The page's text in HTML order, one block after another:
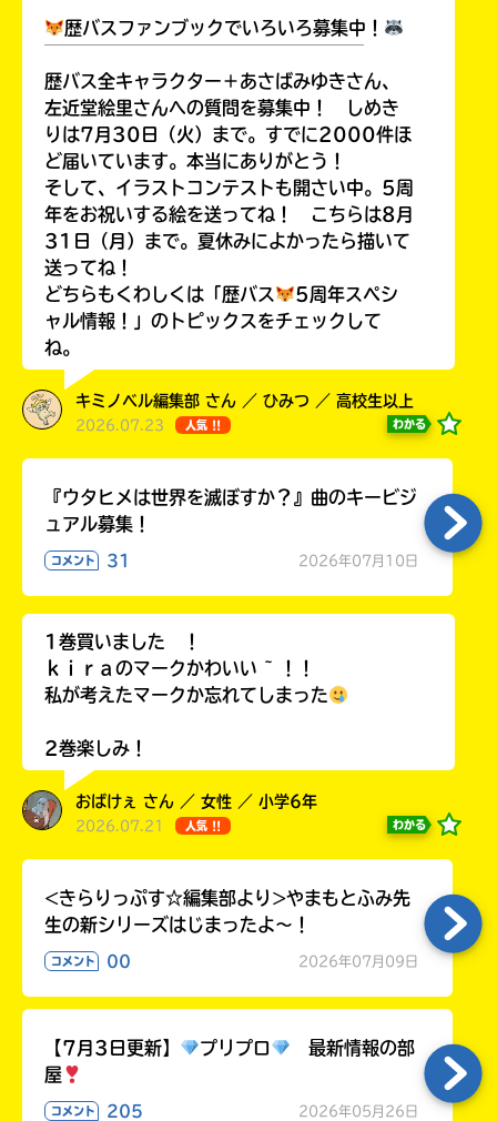
Loading. .
歴バスファンブックでいろいろ募集中！
歴バス全キャラクター＋あさばみゆきさん、
左近堂絵里さんへの質問を募集中！ しめき
りは7月30日（火）まで。すでに2000件ほ
ど届いています。本当にありがとう！
そして、イラストコンテストも開さい中。5周
年をお祝いする絵を送ってね！ こちらは8月
31日（月）まで。夏休みによかったら描いて
送ってね！
どちらもくわしくは「歴バス
5周年スペシ
ャル情報！」のトピックスをチェックして
ね。
キミノベル編集部 さん ／ ひみつ ／ 高校生以上
2026.07.23 人気 !! わかる
『ウタヒメは世界を滅ぼすか？』曲のキービジ
ュアル募集！
コメント 31 2026年07月10日
1巻買いました ！
ｋｉｒａのマークかわいい ~ ！！
私が考えたマークか忘れてしまった
2巻楽しみ！
おばけぇ さん ／ 女性 ／ 小学6年
2026.07.21 人気 !! わかる
<きらりっぷす☆編集部より>やまもとふみ先
生の新シリーズはじまったよ～！
コメント 00 2026年07月09日
【7月3日更新】 プリプロ
最新情報の部
屋
コメント 205 2026年05月26日
い
え
内
に
エ
る
で、
も
認
て
て
る